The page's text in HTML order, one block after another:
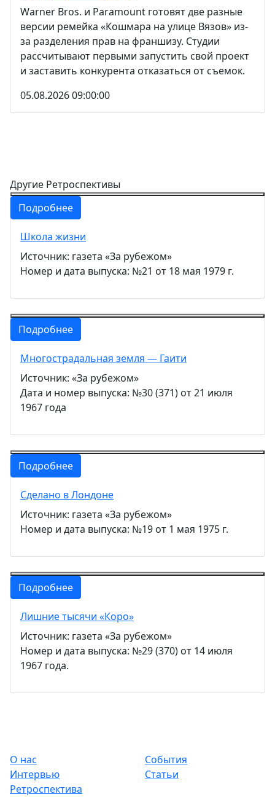
Warner Bros. и Paramount готовят две разные
версии ремейка «Кошмара на улице Вязов» из-
за разделения прав на франшизу. Студии
рассчитывают первыми запустить свой проект
и заставить конкурента отказаться от съемок.
05.08.2026 09:00:00
Другие Ретроспективы
Подробнее
Школа жизни
Источник: газета «За рубежом»
Номер и дата выпуска: №21 от 18 мая 1979 г.
Подробнее
Многострадальная земля — Гаити
Источник: «За рубежом»
Дата и номер выпуска: №30 (371) от 21 июля
1967 года
Подробнее
Сделано в Лондоне
Источник: газета «За рубежом»
Номер и дата выпуска: №19 от 1 мая 1975 г.
Подробнее
Лишние тысячи «Коро»
Источник: газета «За рубежом»
Номер и дата выпуска: №29 (370) от 14 июля
1967 года.
О нас
События
Интервью
Статьи
Ретроспектива